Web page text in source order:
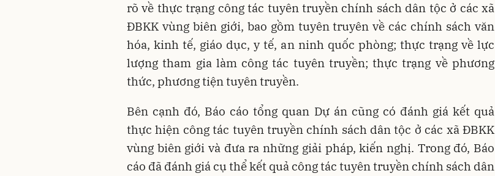
rõ về thực trạng công tác tuyên truyền chính sách dân tộc ở các xã
ĐBKK vùng biên giới, bao gồm tuyên truyên về các chính sách văn
hóa, kinh tế, giáo dục, y tế, an ninh quốc phòng; thực trạng về lực
lượng tham gia làm công tác tuyên truyền; thực trạng về phương
thức, phương tiện tuyên truyền.
Bên cạnh đó, Báo cáo tổng quan Dự án cũng có đánh giá kết quả
thực hiện công tác tuyên truyền chính sách dân tộc ở các xã ĐBKK
vùng biên giới và đưa ra những giải pháp, kiến nghị. Trong đó, Báo
cáo đã đánh giá cụ thể kết quả công tác tuyên truyền chính sách dân